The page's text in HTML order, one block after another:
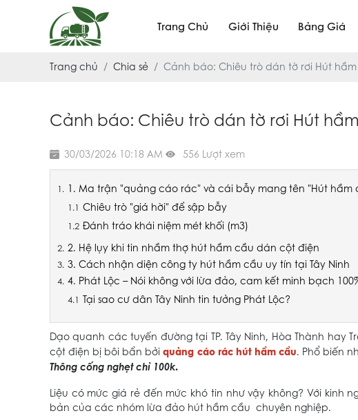
Trang Chủ Giới Thiệu Bảng Giá
Trang chủ Chia sẻ Cảnh báo: Chiêu trò dán tờ rơi Hút
Cảnh báo: Chiêu trò dán tờ rơi Hút
30/03/2026 10:18 AM 556 Lượt xem
1. Ma trận "quảng cáo rác" và cái bẫy mang tên "Hút hầm
Chiêu trò "giá hời" để sập bẫy
Đánh tráo khái niệm mét khối (m3)
2. Hệ lụy khi tin nhầm thợ hút hầm cầu dán cột điện
3. Cách nhận diện công ty hút hầm cầu uy tín tại Tây Ninh
4. Phát Lộc – Nói không với lừa đảo, cam kết minh bạch
Tại sao cư dân Tây Ninh tin tưởng Phát Lộc?
Dạo quanh các tuyến đường tại TP. Tây Ninh, Hòa Thành
cột điện bị bôi bẩn bởiquảng cáo rác hút hầm cầu. Phổ biến
Thông cống nghẹt chỉ 100k.
Liệu có mức giá rẻ đến mức khó tin như vậy không? Với kinh
bản của các nhóm lừa đảo hút hầm cầu chuyên nghiệp.